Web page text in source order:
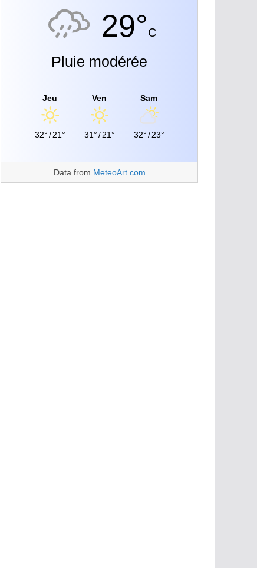
29°C
Pluie modérée
Jeu
32°/ 21°
Ven
31°/ 21°
Sam
32°/ 23°
Data from MeteoArt.com